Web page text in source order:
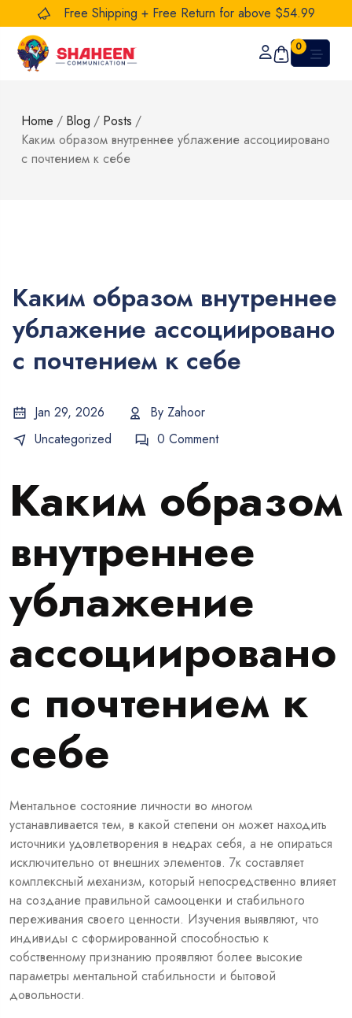
Free Shipping + Free Return for above $54.99
0
Home / Blog / Posts /
Каким образом внутреннее ублажение ассоциировано
с почтением к себе
Каким образом внутреннее
ублажение ассоциировано
с почтением к себе
Jan 29, 2026 By Zahoor
Uncategorized
0 Comment
Каким образом
внутреннее
ублажение
ассоциировано
с почтением к
себе
Ментальное состояние личности во многом
устанавливается тем, в какой степени он может находить
источники удовлетворения в недрах себя, а не опираться
исключительно от внешних элементов. 7к составляет
комплексный механизм, который непосредственно влияет
на создание правильной самооценки и стабильного
переживания своего ценности. Изучения выявляют, что
индивиды с сформированной способностью к
собственному признанию проявляют более высокие
параметры ментальной стабильности и бытовой
довольности.